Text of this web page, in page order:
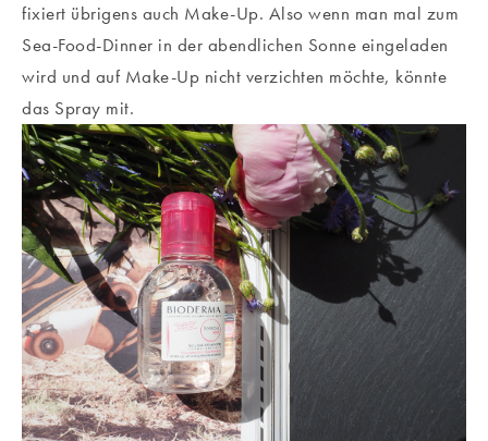
fixiert übrigens auch Make-Up. Also wenn man mal zum
Sea-Food-Dinner in der abendlichen Sonne eingeladen
wird und auf Make-Up nicht verzichten möchte, könnte
das Spray mit.